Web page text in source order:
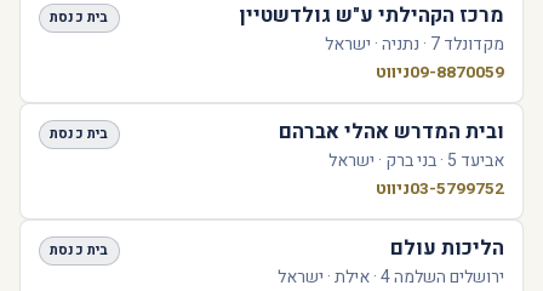
מרכז הקהילתי ע"ש גולדשטיין בית כנסת
מקדונלד 7 · נתניה · ישראל
09-8870059ניווט
ובית המדרש אהלי אברהם בית כנסת
אביעד 5 · בני ברק · ישראל
03-5799752ניווט
הליכות עולם בית כנסת
ירושלים השלמה 4 · אילת · ישראל